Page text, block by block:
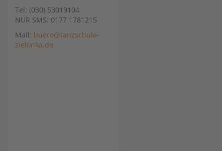
Tel: (030) 53019104
NUR SMS: 0177 1781215
Mail: buero@tanzschule-
zielonka.de